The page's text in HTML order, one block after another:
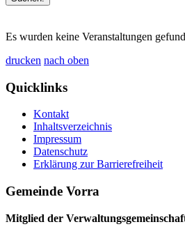
Es wurden keine Veranstaltungen
drucken nach oben
Quicklinks
Kontakt
Inhaltsverzeichnis
Impressum
Datenschutz
Erklärung zur Barrierefreiheit
Gemeinde Vorra
Mitglied der